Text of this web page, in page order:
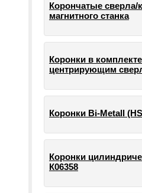
Корончатые сверла/
магнитного станка
Коронки в
центрирующим
Коронки Bi-Metall
Коронки
К06358